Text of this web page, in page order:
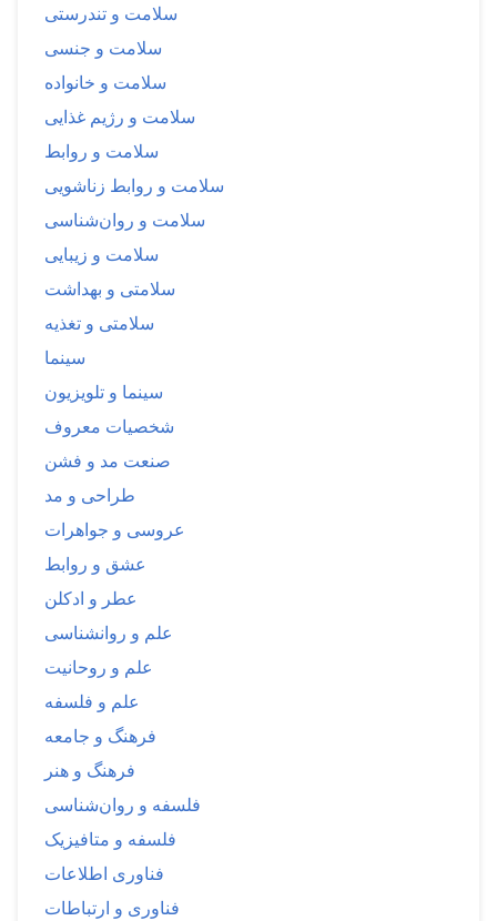
سلامت و تندرستی
سلامت و جنسی
سلامت و خانواده
سلامت و رژیم غذایی
سلامت و روابط
سلامت و روابط زناشویی
سلامت و روان‌شناسی
سلامت و زیبایی
سلامتی و بهداشت
سلامتی و تغذیه
سینما
سینما و تلویزیون
شخصیات معروف
صنعت مد و فشن
طراحی و مد
عروسی و جواهرات
عشق و روابط
عطر و ادکلن
علم و روانشناسی
علم و روحانیت
علم و فلسفه
فرهنگ و جامعه
فرهنگ و هنر
فلسفه و روان‌شناسی
فلسفه و متافیزیک
فناوری اطلاعات
فناوری و ارتباطات